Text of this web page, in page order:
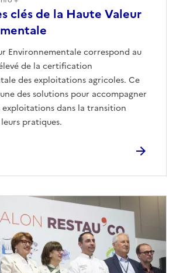
clés de la Haute Valeur
Environnementale correspond au
de la certification
des exploitations agricoles. Ce
des solutions pour accompagner
exploitations dans la transition
pratiques.